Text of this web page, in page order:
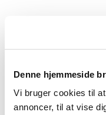
Denne hjemmeside
Vi bruger cookies til
annoncer, til at vise